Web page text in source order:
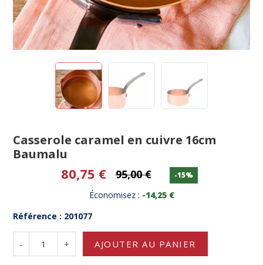
Casserole caramel en cuivre 16cm
Baumalu
80,75 € 95,00 € -15%
Économisez : -14,25 €
Référence : 201077
- + AJOUTER AU PANIER